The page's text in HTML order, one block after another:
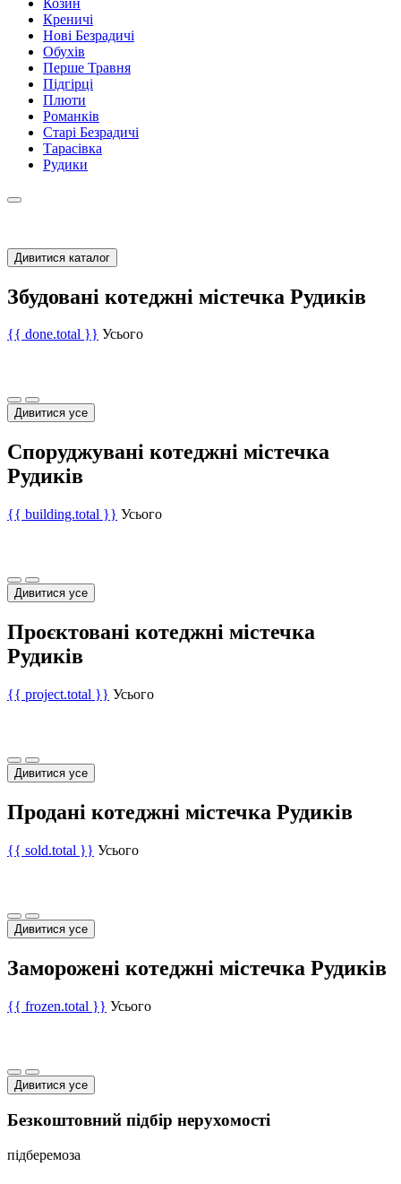
Креничі
Нові Безрадичі
Обухів
Перше Травня
Підгірці
Плюти
Романків
Старі Безрадичі
Тарасівка
Рудики
Дивитися каталог
Збудовані котеджні містечка Рудиків
{{ done.total }} Усього
Дивитися усе
Споруджувані котеджні містечка
Рудиків
{{ building.total }} Усього
Дивитися усе
Проєктовані котеджні містечка
Рудиків
{{ project.total }} Усього
Дивитися усе
Продані котеджні містечка Рудиків
{{ sold.total }} Усього
Дивитися усе
Заморожені котеджні містечка Рудиків
{{ frozen.total }} Усього
Дивитися усе
Безкоштовний підбір нерухомості
підберемоза